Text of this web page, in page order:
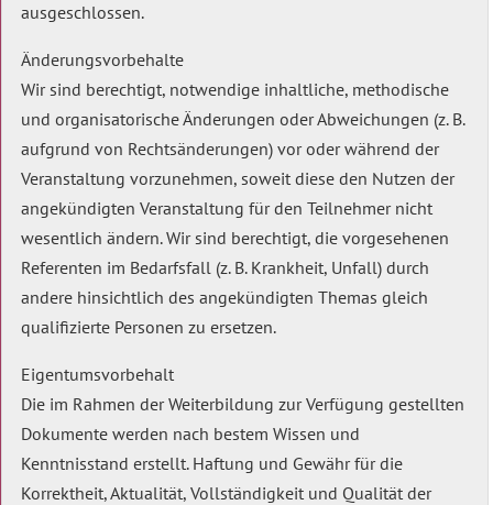
ausgeschlossen.
Änderungsvorbehalte
Wir sind berechtigt, notwendige inhaltliche, methodische
und organisatorische Änderungen oder Abweichungen (z. B.
aufgrund von Rechtsänderungen) vor oder während der
Veranstaltung vorzunehmen, soweit diese den Nutzen der
angekündigten Veranstaltung für den Teilnehmer nicht
wesentlich ändern. Wir sind berechtigt, die vorgesehenen
Referenten im Bedarfsfall (z. B. Krankheit, Unfall) durch
andere hinsichtlich des angekündigten Themas gleich
qualifizierte Personen zu ersetzen.
Eigentumsvorbehalt
Die im Rahmen der Weiterbildung zur Verfügung gestellten
Dokumente werden nach bestem Wissen und
Kenntnisstand erstellt. Haftung und Gewähr für die
Korrektheit, Aktualität, Vollständigkeit und Qualität der